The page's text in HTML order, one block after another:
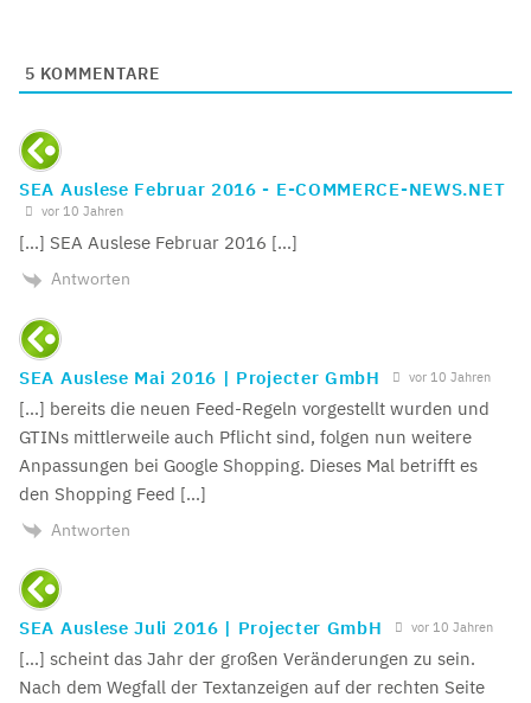
5 KOMMENTARE
SEA Auslese Februar 2016 - E-COMMERCE-NEWS.NET
vor 10 Jahren
[…] SEA Auslese Februar 2016 […]
Antworten
SEA Auslese Mai 2016 | Projecter GmbH vor 10 Jahren
[…] bereits die neuen Feed-Regeln vorgestellt wurden und
GTINs mittlerweile auch Pflicht sind, folgen nun weitere
Anpassungen bei Google Shopping. Dieses Mal betrifft es
den Shopping Feed […]
Antworten
SEA Auslese Juli 2016 | Projecter GmbH vor 10 Jahren
[…] scheint das Jahr der großen Veränderungen zu sein.
Nach dem Wegfall der Textanzeigen auf der rechten Seite